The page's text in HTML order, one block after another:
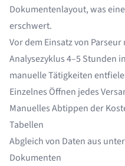
Dokumentenlayout, was
erschwert.
Vor dem Einsatz von
Analysezyklus 4–5 Stunden
manuelle Tätigkeiten
Einzelnes Öffnen jedes
Manuelles Abtippen der
Tabellen
Abgleich von Daten aus
Dokumenten